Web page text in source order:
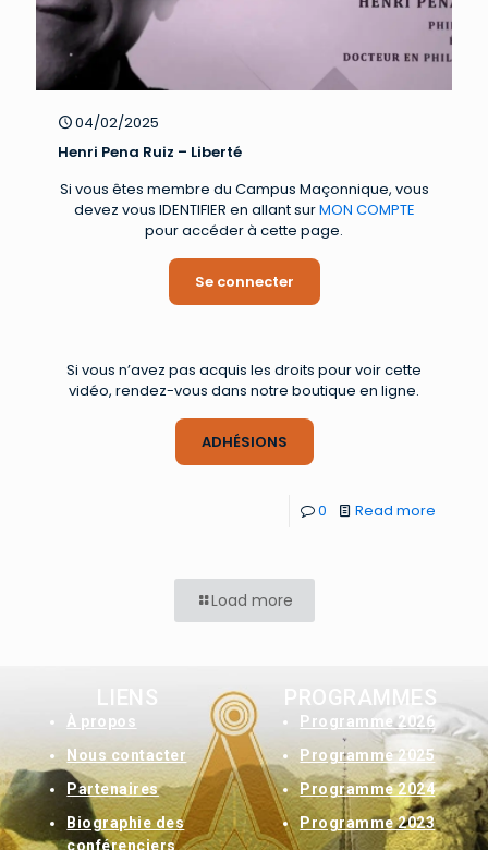
04/02/2025
Henri Pena Ruiz – Liberté
Si vous êtes membre du Campus Maçonnique, vous
devez vous IDENTIFIER en allant surMON COMPTE
pour accéder à cette page.
Se connecter
Si vous n’avez pas acquis les droits pour voir cette
vidéo, rendez-vous dans notre boutique en ligne.
ADHÉSIONS
0 Read more
Load more
LIENS
À propos
Nous contacter
Partenaires
Biographie des
conférenciers
PROGRAMMES
Programme 2026
Programme 2025
Programme 2024
Programme 2023